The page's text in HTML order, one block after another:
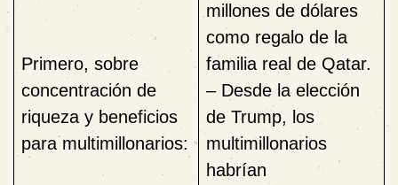
Primero, sobre
concentración de
riqueza y beneficios
para multimillonarios:
millones de dólares
como regalo de la
familia real de Qatar.
– Desde la elección
de Trump, los
multimillonarios
habrían